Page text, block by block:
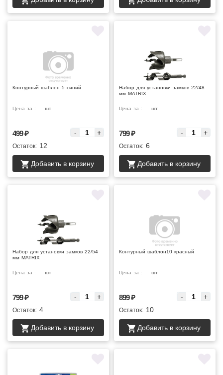
Контурный шаблон 5 синий
Цена за : шт
499₽ - +
Остаток: 12
Добавить в корзину
Набор для установки замков 22/48
мм MATRIX
Цена за : шт
799₽ - +
Остаток: 6
Добавить в корзину
Набор для установки замков 22/54
мм MATRIX
Цена за : шт
799₽ - +
Остаток: 4
Добавить в корзину
Контурный шаблон10 красный
Цена за : шт
899₽ - +
Остаток: 10
Добавить в корзину